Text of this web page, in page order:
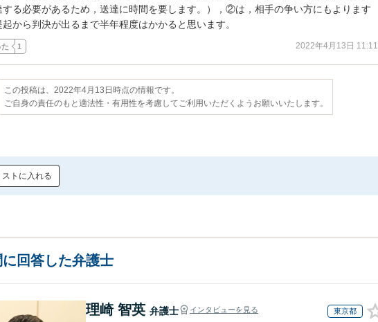
する必要があるため，送達に時間を要します。），②は，相手の争い方にもよります
から判決が出るまで半年程度はかかると思います。
1 2022年4月13日 11:11
この投稿は、2022年4月13日時点の情報です。
ご自身の責任のもと適法性・有用性を考慮してご利用いただくようお願いいたします。
ストに入れる
回答した弁護士
理崎 智英 弁護士 インタビューを見る 東京都